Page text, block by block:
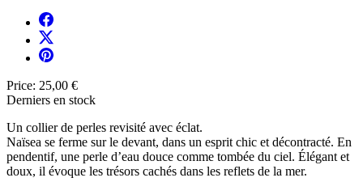
Price: 25,00 €
Derniers en stock
Un collier de perles revisité avec éclat.
Naïsea se ferme sur le devant, dans un esprit chic et décontracté. En
pendentif, une perle d’eau douce comme tombée du ciel. Élégant et
doux, il évoque les trésors cachés dans les reflets de la mer.